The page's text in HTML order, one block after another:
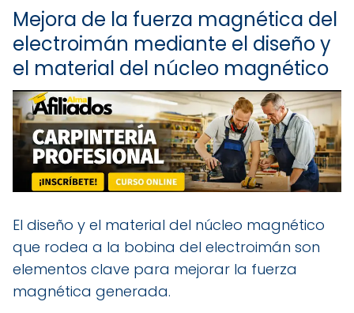
Mejora de la fuerza magnética del
electroimán mediante el diseño y
el material del núcleo magnético
El diseño y el material del núcleo magnético
que rodea a la bobina del electroimán son
elementos clave para mejorar la fuerza
magnética generada.